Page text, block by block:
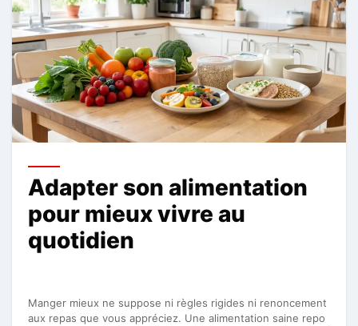
Adapter son alimentation
pour mieux vivre au
quotidien
Manger mieux ne suppose ni règles rigides ni renoncement
aux repas que vous appréciez. Une alimentation saine repo